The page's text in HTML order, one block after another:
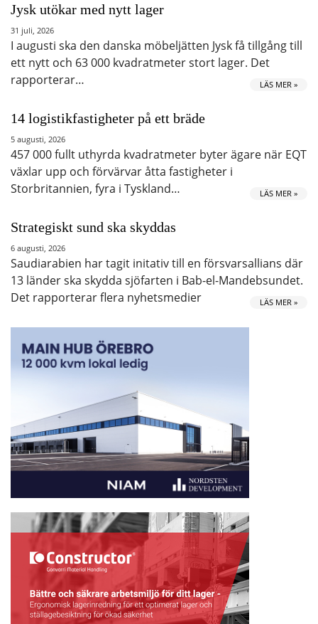
Jysk utökar med nytt lager
31 juli, 2026
I augusti ska den danska möbeljätten Jysk få tillgång till
ett nytt och 63 000 kvadratmeter stort lager. Det
rapporterar…
LÄS MER »
14 logistikfastigheter på ett bräde
5 augusti, 2026
457 000 fullt uthyrda kvadratmeter byter ägare när EQT
växlar upp och förvärvar åtta fastigheter i
Storbritannien, fyra i Tyskland…
LÄS MER »
Strategiskt sund ska skyddas
6 augusti, 2026
Saudiarabien har tagit initativ till en försvarsallians där
13 länder ska skydda sjöfarten i Bab-el-Mandebsundet.
Det rapporterar flera nyhetsmedier
LÄS MER »